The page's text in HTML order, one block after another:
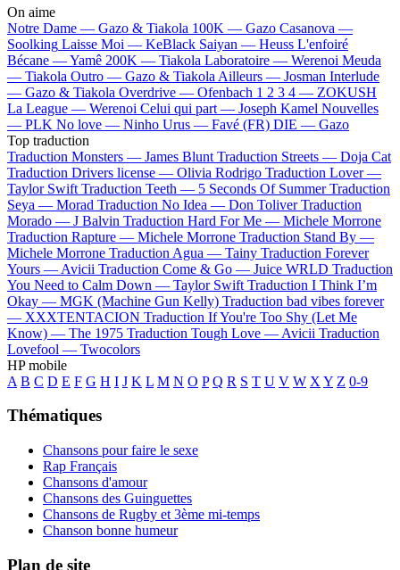
On aime
Notre Dame — Gazo & Tiakola 100K — Gazo Casanova —
Soolking Laisse Moi — KeBlack Saiyan — Heuss L'enfoiré
Bécane —Yamê 200K — Tiakola Laboratoire — Werenoi Meuda
— Tiakola Outro — Gazo & Tiakola Ailleurs — Josman Interlude
— Gazo & Tiakola Overdrive — Ofenbach 1 2 3 4 — ZOKUSH
La League — Werenoi Celui qui part — Joseph Kamel Nouvelles
— PLK No love — Ninho Urus — Favé (FR) DIE — Gazo
Top traduction
Traduction Monsters — James Blunt Traduction Streets — Doja Cat
Traduction Drivers license — Olivia Rodrigo Traduction Lover —
Taylor Swift Traduction Teeth — 5 Seconds Of Summer Traduction
Seya — Morad Traduction No Idea — Don Toliver Traduction
Morado — J Balvin Traduction Hard For Me — Michele Morrone
Traduction Rapture — Michele Morrone Traduction Stand By —
Michele Morrone Traduction Agua — Tainy Traduction Forever
Yours — Avicii Traduction Come & Go — Juice WRLD Traduction
You Need to Calm Down — Taylor Swift Traduction I Think I’m
Okay — MGK (Machine Gun Kelly) Traduction bad vibes forever
— XXXTENTACION Traduction If You're Too Shy (Let Me
Know) — The 1975 Traduction Tough Love — Avicii Traduction
Lovefool — Twocolors
HP mobile
A B C D E F G H I J K L M N O P Q R S T U V W X Y Z 0-9
Thématiques
Chansons pour faire le sexe
Rap Français
Chansons d'amour
Chansons des Guinguettes
Chansons de Rugby et 3ème mi-temps
Chanson bonne humeur
Plan de site